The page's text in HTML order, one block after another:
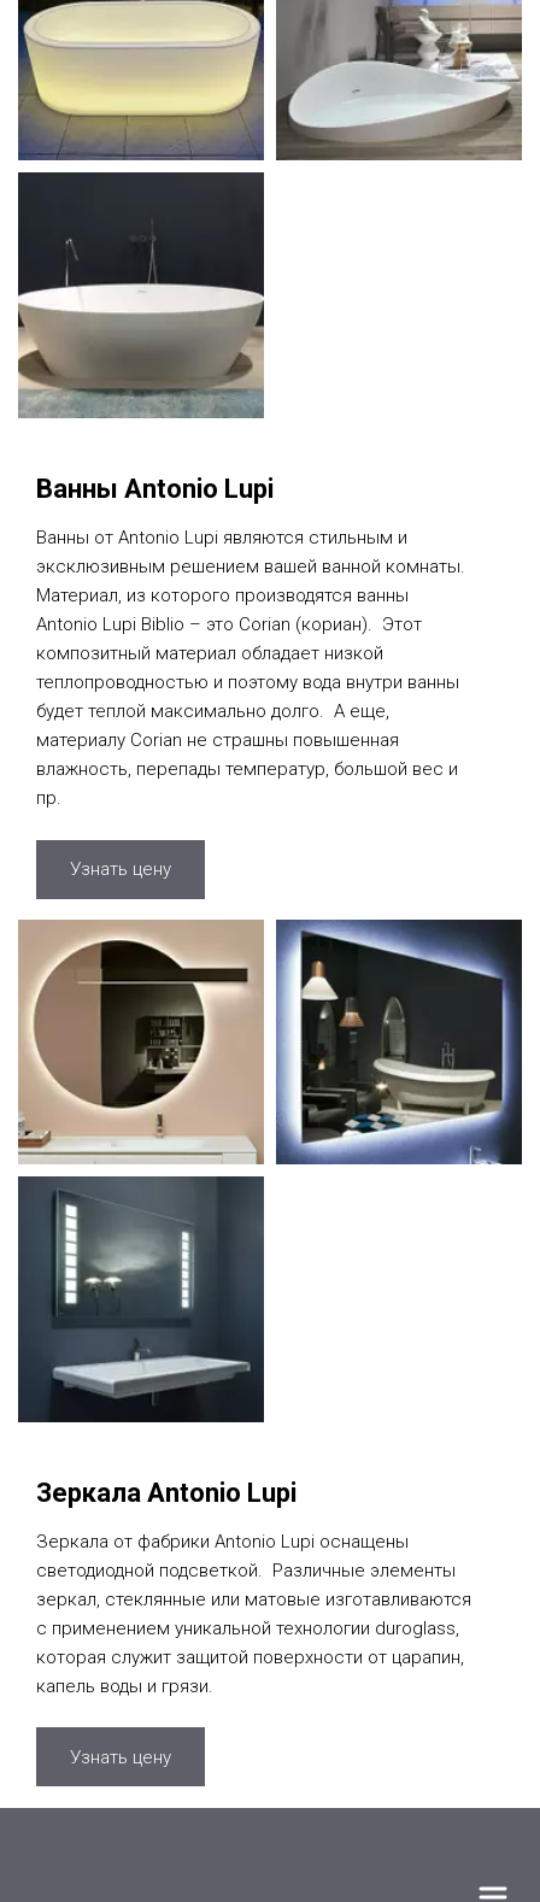
Ванны Antonio Lupi
Ванны от Antonio Lupi являются стильным и
эксклюзивным решением вашей ванной комнаты.
Материал, из которого производятся ванны
Antonio Lupi Biblio – это Corian (кориан). Этот
композитный материал обладает низкой
теплопроводностью и поэтому вода внутри ванны
будет теплой максимально долго. А еще,
материалу Corian не страшны повышенная
влажность, перепады температур, большой вес и
пр.
Узнать цену
Зеркала Antonio Lupi
Зеркала от фабрики Antonio Lupi оснащены
светодиодной подсветкой. Различные элементы
зеркал, стеклянные или матовые изготавливаются
с применением уникальной технологии duroglass,
которая служит защитой поверхности от царапин,
капель воды и грязи.
Узнать цену